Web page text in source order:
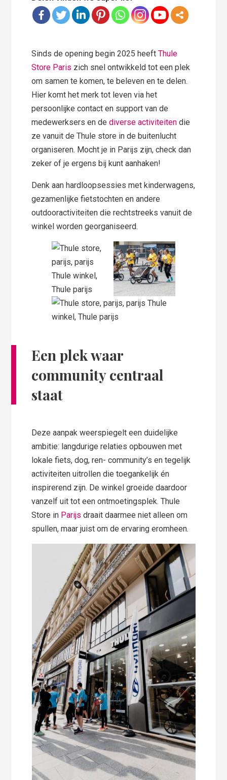
Sinds de opening begin 2025 heeftThule
Store Paris zich snel ontwikkeld tot een plek
om samen te komen, te beleven en te delen.
Hier komt het merk tot leven via het
persoonlijke contact en support van de
medewerksers en dediverse activiteiten die
ze vanuit de Thule store in de buitenlucht
organiseren. Mocht je in Parijs zijn, check dan
zeker of je ergens bij kunt aanhaken!
Denk aan hardloopsessies met kinderwagens,
gezamenlijke fietstochten en andere
outdooractiviteiten die rechtstreeks vanuit de
winkel worden georganiseerd.
Een plek waar
community centraal
staat
Deze aanpak weerspiegelt een duidelijke
ambitie: langdurige relaties opbouwen met
lokale fiets, dog, ren- community’s en tegelijk
activiteiten uitrollen die toegankelijk én
inspirerend zijn. De winkel groeide daardoor
vanzelf uit tot een ontmoetingsplek. Thule
Store in Parijs draait daarmee niet alleen om
spullen, maar juist om de ervaring eromheen.